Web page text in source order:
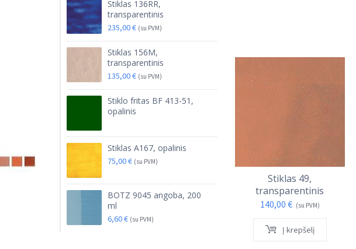
Stiklas 49,
transparentinis
140,00 € (su PVM)
Į krepšelį
Stiklas 136RR,
transparentinis
235,00€ (su PVM)
Stiklas 156M,
transparentinis
135,00€ (su PVM)
Stiklo fritas BF 413-51,
opalinis
Stiklas A167, opalinis
75,00€ (su PVM)
BOTZ 9045 angoba, 200
ml
6,60€ (su PVM)